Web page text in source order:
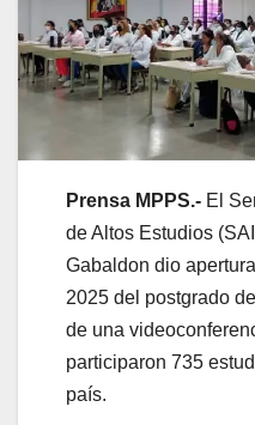
Prensa MPPS.- El
de Altos Estudios
Gabaldon dio
2025 del postgrado
de una
participaron 735
país.